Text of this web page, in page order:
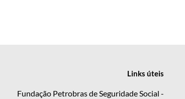
Links úteis
Fundação Petrobras de Seguridade Social -